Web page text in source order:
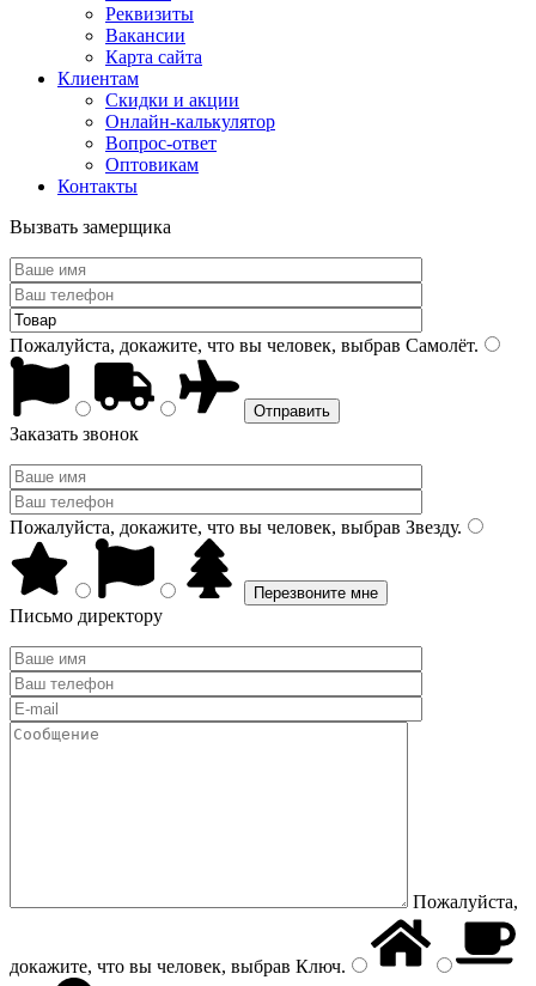
Реквизиты
Вакансии
Карта сайта
Клиентам
Скидки и акции
Онлайн-калькулятор
Вопрос-ответ
Оптовикам
Контакты
Вызвать замерщика
Пожалуйста, докажите, что вы человек, выбрав Самолёт.
Заказать звонок
Пожалуйста, докажите, что вы человек, выбрав Звезду.
Письмо директору
Пожалуйста,
докажите, что вы человек, выбрав Ключ.